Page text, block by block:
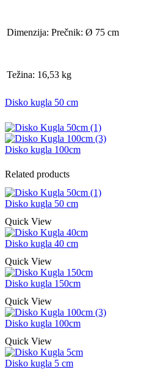
Dimenzija: Prečnik: Ø 75 cm
Težina: 16,53 kg
Disko kugla 50 cm
Disko kugla 100cm
Related products
Disko kugla 50 cm
Quick View
Disko kugla 40 cm
Quick View
Disko kugla 150cm
Quick View
Disko kugla 100cm
Quick View
Disko kugla 5 cm